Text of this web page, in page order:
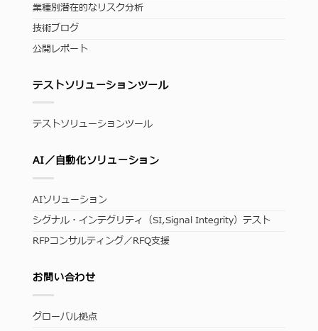
業種別潜在的なリスク分析
技術ブログ
公開レポート
テストソリューションツール
テストソリューションツール
AI／自動化ソリューション
AIソリューション
シグナル・インテグリティ（SI,Signal Integrity）テスト
RFPコンサルティング／RFQ支援
お問い合わせ
グローバル拠点